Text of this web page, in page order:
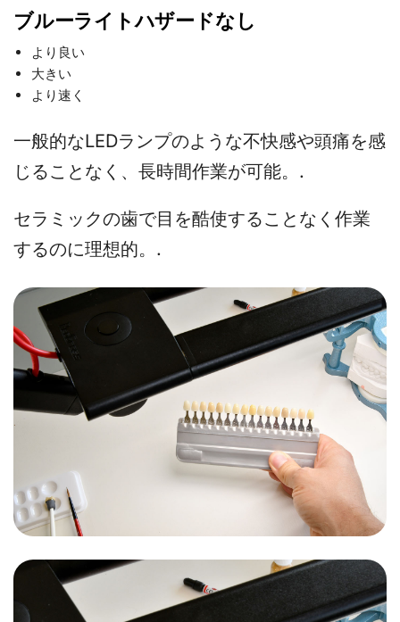
ブルーライトハザードなし
より良い
大きい
より速く
一般的なLEDランプのような不快感や頭痛を感
じることなく、長時間作業が可能。.
セラミックの歯で目を酷使することなく作業
するのに理想的。.